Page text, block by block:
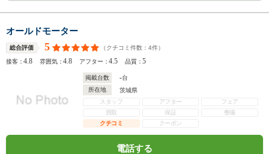
オールドモーター
総合評価 5 （クチコミ件数： 4件）
接客：4.8 雰囲気：4.8 アフター：4.5 品質：5
掲載台数 -台
所在地
茨城県
スタッフ
アフター
フェア
買取
保証
整備
クチコミ
クーポン
電話する